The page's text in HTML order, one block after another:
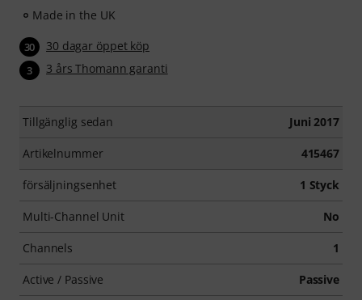
Made in the UK
30 30 dagar öppet köp
3 3 års Thomann garanti
Tillgänglig sedan Juni 2017
Artikelnummer 415467
försäljningsenhet 1 Styck
Multi-Channel Unit No
Channels 1
Active / Passive Passive